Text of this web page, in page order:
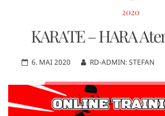
2020
KARATE – HARA
6. MAI 2020 RD-ADMIN: STEFAN